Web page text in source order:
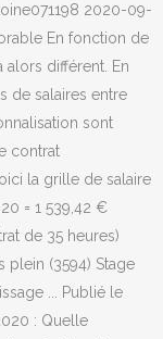
2020-09-
En fonction de
alors différent. En
de salaires entre
sont
contrat
la grille de salaire
= 1 539,42 €
de 35 heures)
plein (3594) Stage
... Publié le
: Quelle